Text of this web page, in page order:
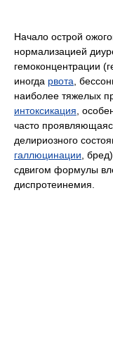
Начало острой
нормализацией
гемоконцентрации
иногда рвота ,
наиболее тяжелых
интоксикация ,
часто
делириозного
галлюцинации ,
сдвигом формулы
диспротеинемия.